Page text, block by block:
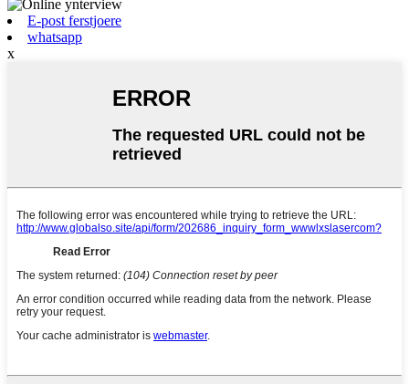
E-post ferstjoere
whatsapp
x